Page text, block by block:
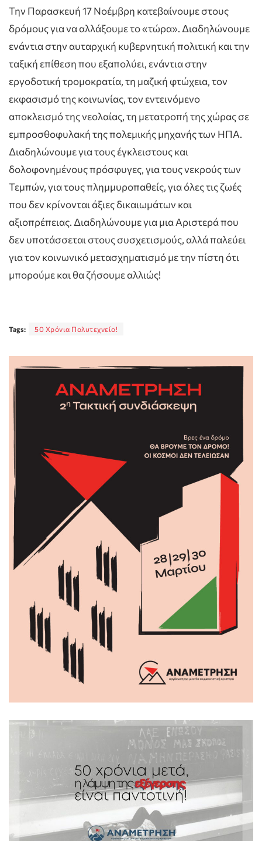
Την Παρασκευή 17 Νοέμβρη κατεβαίνουμε στους
δρόμους για να αλλάξουμε το «τώρα». Διαδηλώνουμε
ενάντια στην αυταρχική κυβερνητική πολιτική και την
ταξική επίθεση που εξαπολύει, ενάντια στην
εργοδοτική τρομοκρατία, τη μαζική φτώχεια, τον
εκφασισμό της κοινωνίας, τον εντεινόμενο
αποκλεισμό της νεολαίας, τη μετατροπή της χώρας σε
εμπροσθοφυλακή της πολεμικής μηχανής των ΗΠΑ.
Διαδηλώνουμε για τους έγκλειστους και
δολοφονημένους πρόσφυγες, για τους νεκρούς των
Τεμπών, για τους πλημμυροπαθείς, για όλες τις ζωές
που δεν κρίνονται άξιες δικαιωμάτων και
αξιοπρέπειας. Διαδηλώνουμε για μια Αριστερά που
δεν υποτάσσεται στους συσχετισμούς, αλλά παλεύει
για τον κοινωνικό μετασχηματισμό με την πίστη ότι
μπορούμε και θα ζήσουμε αλλιώς!
Tags: 50 Χρόνια Πολυτεχνείο!